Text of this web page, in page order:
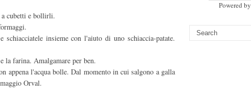
a cubetti e bollirli.
schiacciatele insieme con l'aiuto di uno schiaccia-patate.
la farina. Amalgamare per ben.
appena l'acqua bolle. Dal momento in cui salgono a galla
Orval.
Powered by